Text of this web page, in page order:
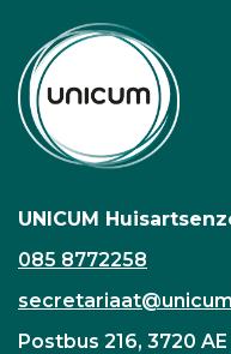
UNICUM
085 8772258
Postbus 216, 3720